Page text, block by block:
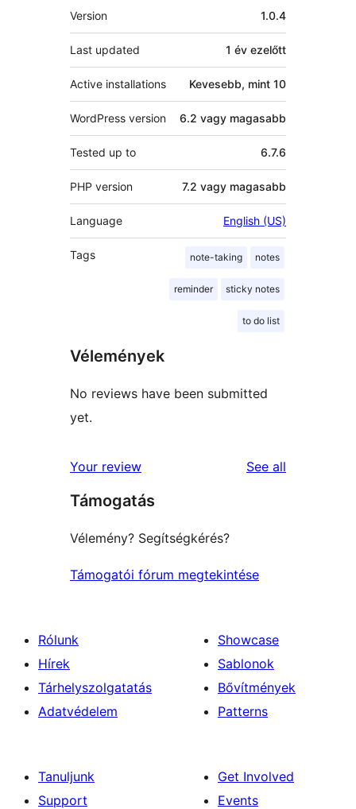
Meta
Version 1.0.4
Last updated 1 év ezelőtt
Active installations Kevesebb, mint 10
WordPress version 6.2 vagy magasabb
Tested up to 6.7.6
PHP version 7.2 vagy magasabb
Language English (US)
Tags note-taking notes
reminder sticky notes
to do list
Vélemények
No reviews have been submitted
yet.
Your review See all
Támogatás
Vélemény? Segítségkérés?
Támogatói fórum megtekintése
Rólunk
Hírek
Tárhelyszolgatatás
Adatvédelem
Showcase
Sablonok
Bővítmények
Patterns
Tanuljunk
Support
Get Involved
Events